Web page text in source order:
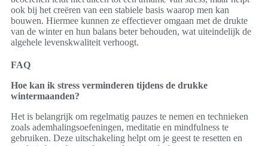
ook bij het creëren van een stabiele basis waarop men kan
bouwen. Hiermee kunnen ze effectiever omgaan met de drukte
van de winter en hun balans beter behouden, wat uiteindelijk de
algehele levenskwaliteit verhoogt.
FAQ
Hoe kan ik stress verminderen tijdens de drukke
wintermaanden?
Het is belangrijk om regelmatig pauzes te nemen en technieken
zoals ademhalingsoefeningen, meditatie en mindfulness te
gebruiken. Deze uitschakeling helpt om je geest te resetten en